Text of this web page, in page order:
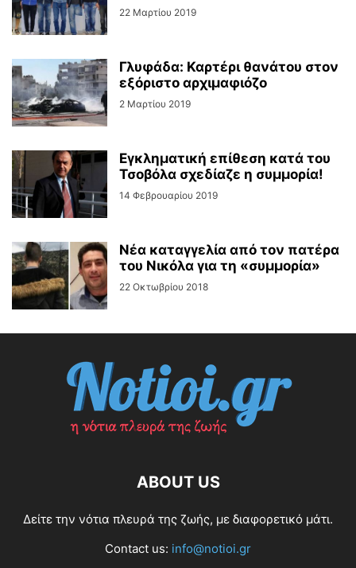
22 Μαρτίου 2019
Γλυφάδα: Καρτέρι θανάτου στον
εξόριστο αρχιμαφιόζο
2 Μαρτίου 2019
Eγκληματική επίθεση κατά του
Τσοβόλα σχεδίαζε η συμμορία!
14 Φεβρουαρίου 2019
Νέα καταγγελία από τον πατέρα
του Νικόλα για τη «συμμορία»
22 Οκτωβρίου 2018
ABOUT US
Δείτε την νότια πλευρά της ζωής, με διαφορετικό μάτι.
Contact us: info@notioi.gr